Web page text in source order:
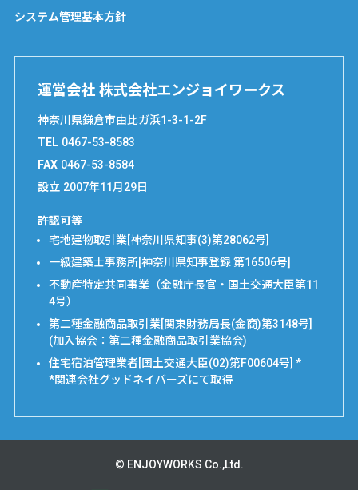
システム管理基本方針
運営会社 株式会社エンジョイワークス
神奈川県鎌倉市由比ガ浜1-3-1-2F
TEL 0467-53-8583
FAX 0467-53-8584
設立 2007年11月29日
許認可等
宅地建物取引業[神奈川県知事(3)第28062号]
一級建築士事務所[神奈川県知事登録 第16506号]
不動産特定共同事業（金融庁長官・国土交通大臣第11
4号）
第二種金融商品取引業[関東財務局長(金商)第3148号]
(加入協会：第二種金融商品取引業協会)
住宅宿泊管理業者[国土交通大臣(02)第F00604号] *
*関連会社グッドネイバーズにて取得
© ENJOYWORKS Co.,Ltd.